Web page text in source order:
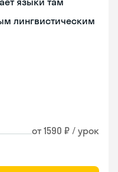
лингвистическим
от 1590 ₽ / урок